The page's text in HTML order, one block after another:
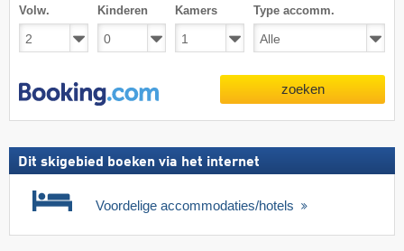
Volw. Kinderen Kamers Type accomm.
zoeken
Dit skigebied boeken via het internet
Voordelige accommodaties/hotels